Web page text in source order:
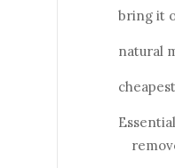
bring it
natural